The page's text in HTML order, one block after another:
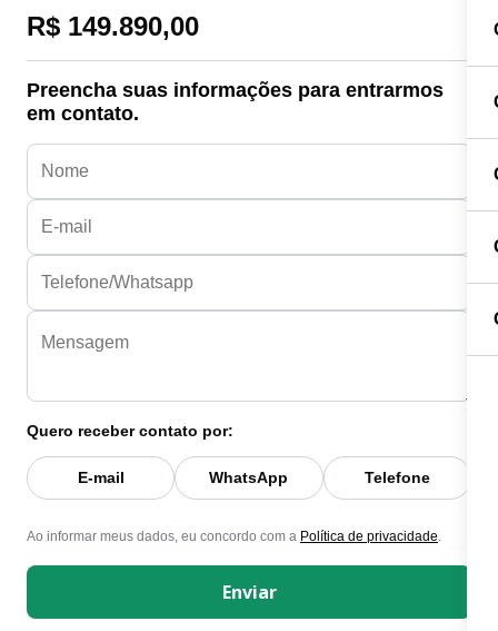
R$ 149.890,00
Preencha suas informações para entrarmos
em contato.
Quero receber contato por:
E-mail WhatsApp Telefone
Ao informar meus dados, eu concordo com a Política de privacidade.
Enviar